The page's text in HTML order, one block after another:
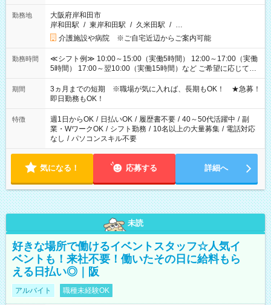
勤務地
大阪府岸和田市
岸和田駅 / 東岸和田駅 / 久米田駅 / …
介護施設や病院 ※ご自宅近辺からご案内可能
勤務時間
≪シフト例≫ 10:00～15:00（実働5時間） 12:00～17:00（実働
5時間） 17:00～翌10:00（実働15時間）など ご希望に応じて、
働く時間は調整できます！ お気軽に担当へ相談ください！
期間
3ヵ月までの短期 ※職場が気に入れば、長期もOK！ ★急募！
即日勤務もOK！
特徴 週1日からOK / 日払いOK / 履歴書不要 / 40～50代活躍中 / 副
業・WワークOK / シフト勤務 / 10名以上の大量募集 / 電話対応
なし / パソコンスキル不要
気になる！ 応募する 詳細へ
未読
好きな場所で働けるイベントスタッフ☆人気イ
ベントも！来社不要！働いたその日に給料もら
える日払い◎｜阪
アルバイト 職種未経験OK